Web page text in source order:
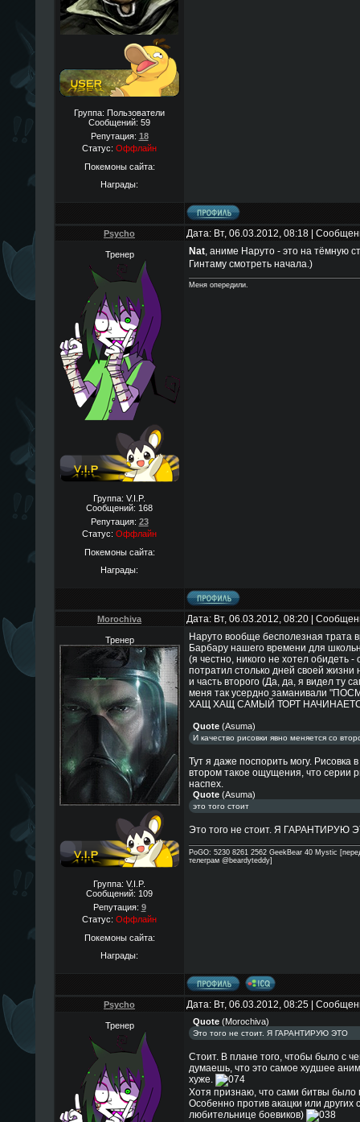
Группа: Пользователи
Сообщений: 59
Репутация: 18
Статус: Оффлайн
Покемоны сайта:
Награды:
Psycho Дата: Вт, 06.03.2012, 08:18 |
Тренер
Группа: V.I.P.
Сообщений: 168
Репутация: 23
Статус: Оффлайн
Покемоны сайта:
Награды:
Nat, аниме Наруто - это на тёмную
Гинтаму смотреть начала.)
Меня опередили.
Morochiva Дата: Вт, 06.03.2012, 08:20 |
Тренер
Группа: V.I.P.
Сообщений: 109
Репутация: 9
Статус: Оффлайн
Покемоны сайта:
Награды:
Наруто вообще бесполезная трата
Барбару нашего времени для
(я честно, никого не хотел обидеть
потратил столько дней своей
и часть второго (Да, да, я видел ту
меня так усердно заманивали
ХАЩ ХАЩ САМЫЙ ТОРТ
Quote(Asuma)
И качество рисовки явно меняется со
Тут я даже поспорить могу. Рисовка
втором такое ощущения, что серии
наспех.
Quote(Asuma)
это того стоит
Это того не стоит. Я ГАРАНТИРУЮ
PoGO: 5230 8261 2562 GeekBear 40 Mystic
телеграм @beardyteddy]
Psycho Дата: Вт, 06.03.2012, 08:25 |
Тренер Quote(Morochiva)
Это того не стоит. Я ГАРАНТИРУЮ ЭТО
Стоит. В плане того, чтобы было с
думаешь, что это самое худшее
хуже.
Хотя признаю, что сами битвы было
Особенно против акацки или других
любительнице боевиков)